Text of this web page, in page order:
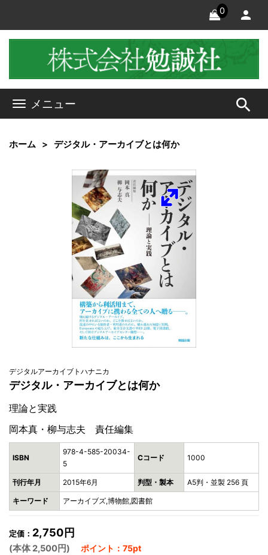
0
メニュー search
ホーム デジタル・アーカイブとは何か
デジタルアーカイブトハナニカ
デジタル・アーカイブとは何か
理論と実践
岡本真・柳与志夫 責任編集
ISBN
978-4-585-20034-
5
Cコード 1000
刊行年月 2015年6月 判型・製本 A5判・並製 256 頁
キーワード アーカイブズ,博物館,図書館
定価： 2,750円
(本体 2,500円) ポイント：75pt